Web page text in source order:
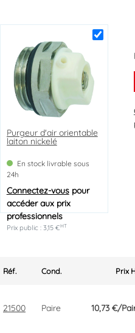
Purgeur d'air orientable
laiton nickelé
En stock livrable sous
24h
Connectez-vouspour
accéder aux prix
professionnels
Prix public : 3,15 €HT
Réf. Cond. Prix
21500 Paire 10,73 €/